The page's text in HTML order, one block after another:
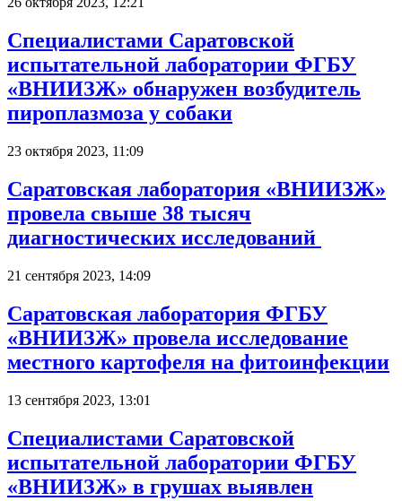
Специалистами Саратовской
испытательной лаборатории ФГБУ
«ВНИИЗЖ» обнаружен возбудитель
пироплазмоза у собаки
23 октября 2023, 11:09
Саратовская лаборатория «ВНИИЗЖ»
провела свыше 38 тысяч
диагностических исследований
21 сентября 2023, 14:09
Саратовская лаборатория ФГБУ
«ВНИИЗЖ» провела исследование
местного картофеля на фитоинфекции
13 сентября 2023, 13:01
Специалистами Саратовской
испытательной лаборатории ФГБУ
«ВНИИЗЖ» в грушах выявлен